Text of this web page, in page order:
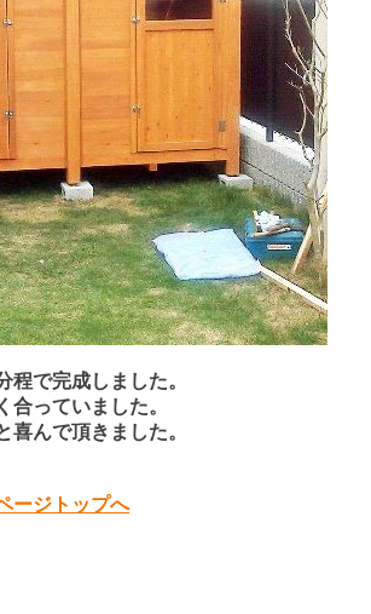
で完成しました。
合っていました。
喜んで頂きました。
ージトップへ